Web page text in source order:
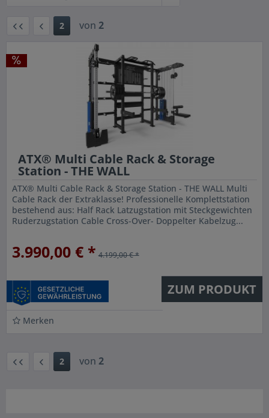
2 von 2
ATX® Multi Cable Rack & Storage
Station - THE WALL
ATX® Multi Cable Rack & Storage Station - THE WALL Multi
Cable Rack der Extraklasse! Professionelle Komplettstation
bestehend aus: Half Rack Latzugstation mit Steckgewichten
Ruderzugstation Cable Cross-Over- Doppelter Kabelzug...
3.990,00 € * 4.199,00 € *
ZUM PRODUKT
Merken
2 von 2